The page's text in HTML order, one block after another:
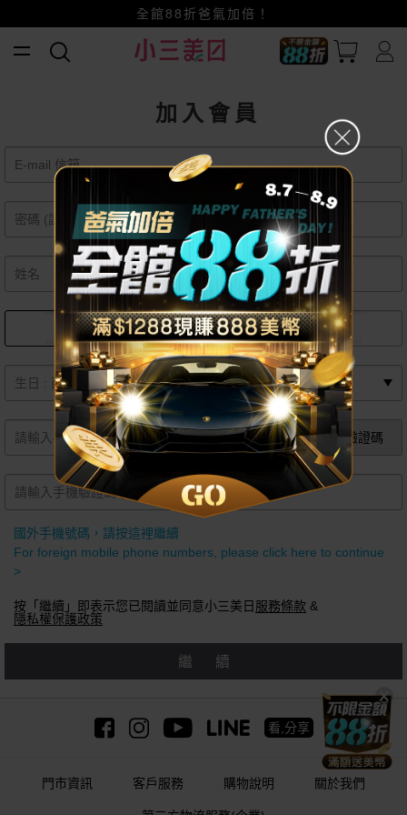
賺美幣~換好禮~立即換GO~
小三美日x全支付~美幣+全點折上折超划算
全館88折爸氣加倍！
加入會員
女 男
月 日
獲取手機驗證碼
國外手機號碼，請按這裡繼續
For foreign mobile phone numbers, please click here to continue
>
按「繼續」即表示您已閱讀並同意小三美日 服務條款 &
隱私權保護政策
繼續
看,分享
購物說明
客戶服務 關於我們
門市資訊